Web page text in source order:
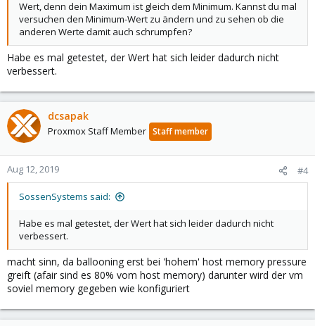
Wert, denn dein Maximum ist gleich dem Minimum. Kannst du mal
versuchen den Minimum-Wert zu ändern und zu sehen ob die
anderen Werte damit auch schrumpfen?
Habe es mal getestet, der Wert hat sich leider dadurch nicht
verbessert.
dcsapak
Proxmox Staff Member Staff member
Aug 12, 2019 #4
SossenSystems said:
Habe es mal getestet, der Wert hat sich leider dadurch nicht
verbessert.
macht sinn, da ballooning erst bei 'hohem' host memory pressure
greift (afair sind es 80% vom host memory) darunter wird der vm
soviel memory gegeben wie konfiguriert